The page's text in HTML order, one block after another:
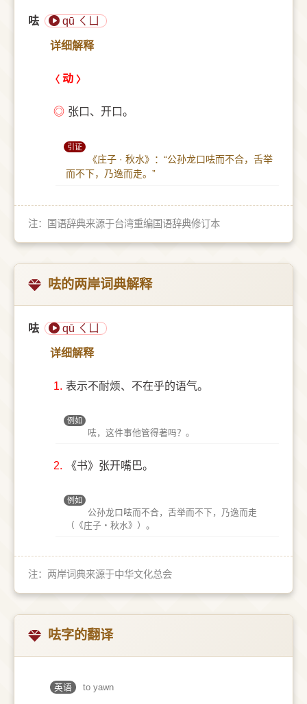
呿 qū ㄑㄩ
详细解释
动
◎ 张口、开口。
引证
《庄子 · 秋水》：“公孙龙口呿而不合，舌举
而不下，乃逸而走。”
注：国语辞典来源于台湾重编国语辞典修订本
呿的两岸词典解释
呿 qū ㄑㄩ
详细解释
1. 表示不耐烦、不在乎的语气。
例如
呿，这件事他管得著吗？。
2. 《书》张开嘴巴。
例如
公孙龙口呿而不合，舌举而不下，乃逸而走
（《庄子‧秋水》）。
注：两岸词典来源于中华文化总会
呿字的翻译
英语 to yawn